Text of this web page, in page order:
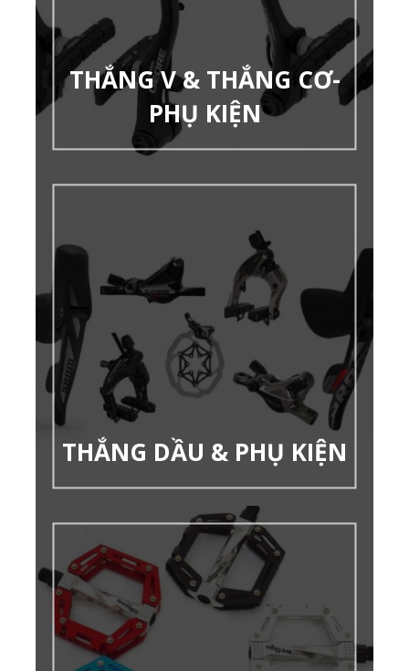
THẮNG V & THẮNG CƠ-
PHỤ KIỆN
THẮNG DẦU & PHỤ KIỆN